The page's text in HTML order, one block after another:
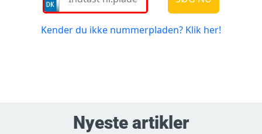
Nyeste artikler